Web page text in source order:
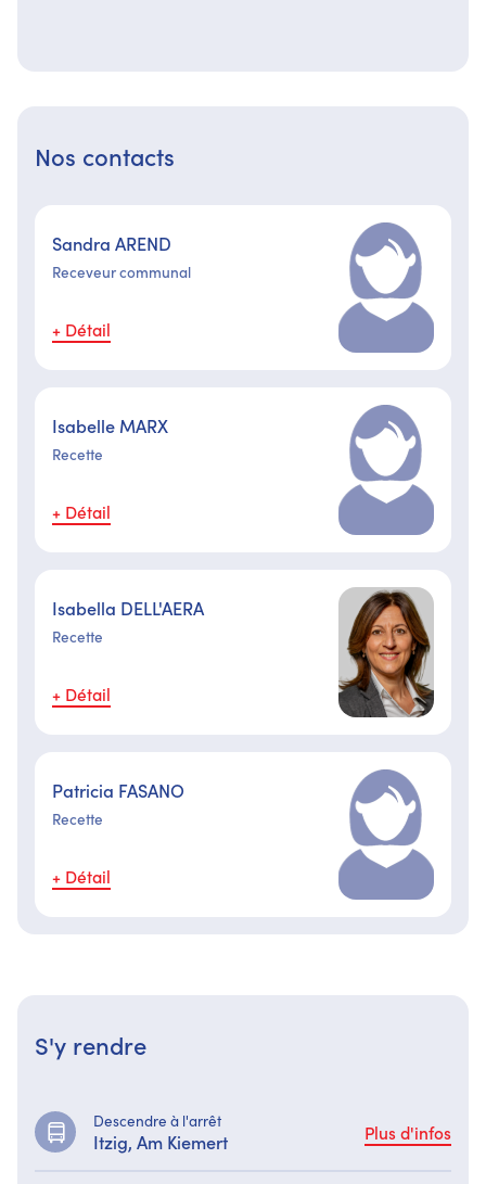
Nos contacts
Sandra AREND
Receveur communal
+ Détail
Isabelle MARX
Recette
+ Détail
Isabella DELL'AERA
Recette
+ Détail
Patricia FASANO
Recette
+ Détail
S'y rendre
Descendre à l'arrêt
Itzig, Am Kiemert Plus d'infos